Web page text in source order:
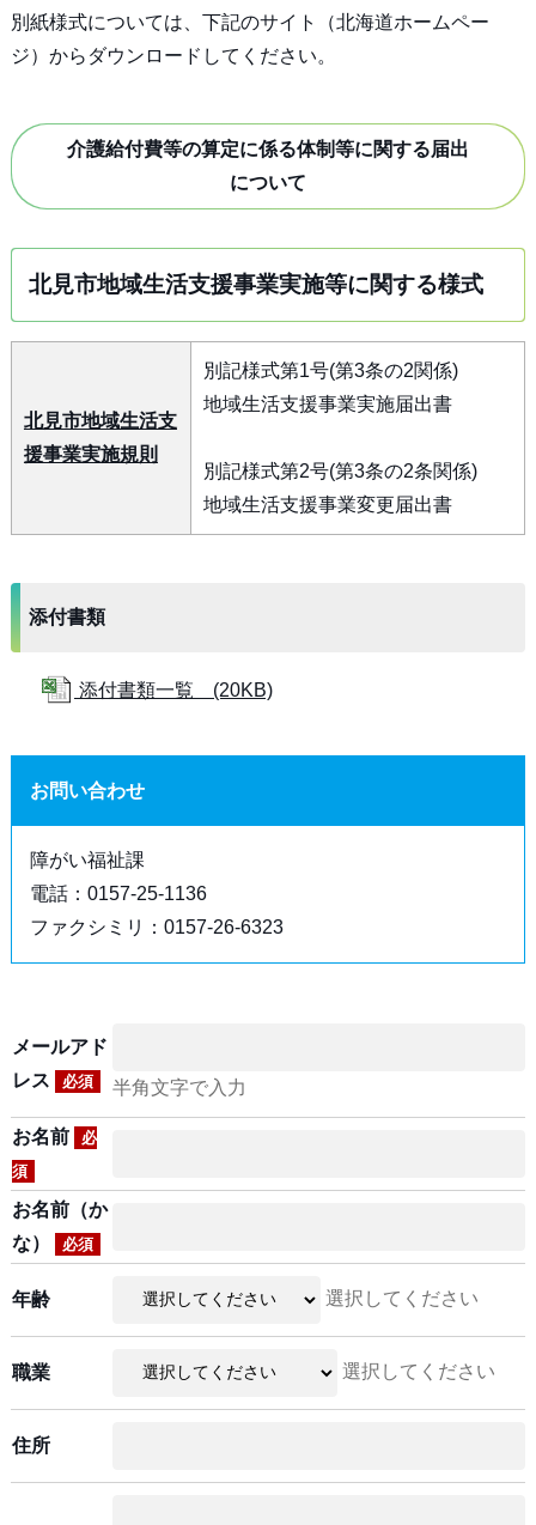
別紙様式については、下記のサイト（北海道ホームペー
ジ）からダウンロードしてください。
介護給付費等の算定に係る体制等に関する届出
について
北見市地域生活支援事業実施等に関する様式
北見市地域生活支
援事業実施規則
別記様式第1号(第3条の2関係)
地域生活支援事業実施届出書
別記様式第2号(第3条の2条関係)
地域生活支援事業変更届出書
添付書類
添付書類一覧 (20KB)
お問い合わせ
障がい福祉課
電話：0157-25-1136
ファクシミリ：0157-26-6323
メールアド
レス
必須 半角文字で入力
お名前
必
須
お名前（か
な）
必須
年齢 選択してください
職業 選択してください
住所